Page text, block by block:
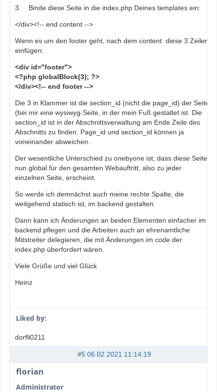
3. Binde diese Seite in die index.php Deines templates ein:
</div><!-- end content -->
Wenn es um den footer geht, nach dem content diese 3 Zeilen
einfügen:
<div id="footer">
<?php globalBlock(3); ?>
</div><!-- end footer -->
Die 3 in Klammer ist die section_id (nicht die page_id) der Seite
(bei mir eine wysiwyg-Seite, in der mein Fuß gestaltet ist. Die
section_id ist in der Abschnittsverwaltung am Ende Zeile des
Abschnitts zu finden. Page_id und section_id können ja
voneinander abweichen.
Der wesentliche Unterschied zu onebyone ist, dass diese Seite
nun global für den gesamten Webauftritt, also zu jeder
einzelnen Seite, erscheint.
So werde ich demnächst auch meine rechte Spalte, die
weitgehend statisch ist, im backend gestalten.
Dann kann ich Änderungen an beiden Elementen einfacher im
backend pflegen und die Arbeiten auch an ehrenamtliche
Mitstreiter delegieren, die mit Änderungen im code der
index.php überfordert wären.
Viele Grüße und viel Glück
Heinz
Liked by:
dorfli0211
#5 06.02.2021 11:14:19
florian
Administrator